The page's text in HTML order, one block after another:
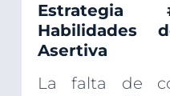
Estrategia
Habilidades
Asertiva
La falta de